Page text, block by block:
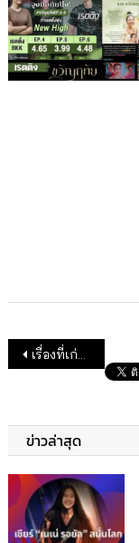
แนะแนวเรื่อง
เรื่องที่เก่ากว่า
ข่าวล่าสุด